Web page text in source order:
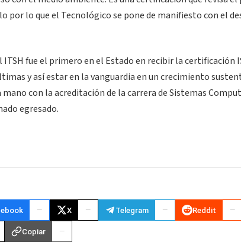
por lo que el Tecnológico se pone de manifiesto con el
fue el primero en el Estado en recibir la certificación
y así estar en la vanguardia en un crecimiento
con la acreditación de la carrera de Sistemas
egresado.
X Telegram Reddit
Copiar